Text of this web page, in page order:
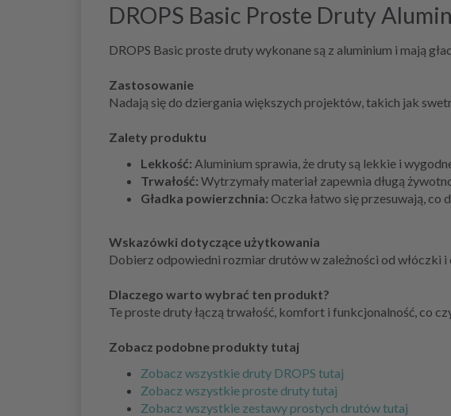
DROPS Basic Proste Druty
DROPS Basic proste druty wykonane są z aluminium i mają
Zastosowanie
Nadają się do dziergania większych projektów, takich jak
Zalety produktu
Lekkość: Aluminium sprawia, że druty są lekkie i
Trwałość: Wytrzymały materiał zapewnia długą
Gładka powierzchnia: Oczka łatwo się przesuwają, co
Wskazówki dotyczące użytkowania
Dobierz odpowiedni rozmiar drutów w zależności od włóczki
Dlaczego warto wybrać ten produkt?
Te proste druty łączą trwałość, komfort i funkcjonalność, co
Zobacz podobne produkty tutaj
Zobacz wszystkie druty DROPS tutaj
Zobacz wszystkie proste druty tutaj
Zobacz wszystkie zestawy prostych drutów tutaj